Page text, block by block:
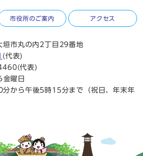
市役所のご案内 アクセス
市丸の内2丁目29番地
(代表)
代表)
金曜日
分から午後5時15分まで（祝日、年末年